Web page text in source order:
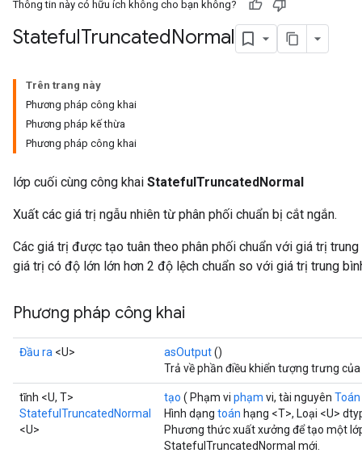
Thông tin này có hữu ích không cho bạn không?
StatefulTruncatedNormal
Trên trang này
Phương pháp công khai
Phương pháp kế thừa
Phương pháp công khai
lớp cuối cùng công khai StatefulTruncatedNormal
Xuất các giá trị ngẫu nhiên từ phân phối chuẩn bị cắt ngắn.
Các giá trị được tạo tuân theo phân phối chuẩn với giá trị
giá trị có độ lớn lớn hơn 2 độ lệch chuẩn so với giá trị trung
Phương pháp công khai
Đầu ra <U> asOutput()
Trả về phần điều khiển tượng trưng
tĩnh <U, T>
StatefulTruncatedNormal
<U>
tạo ( Phạm vi phạm vi, tài nguyên
Hình dạng toán hạng <T>, Loại <U>
Phương thức xuất xưởng để tạo một
StatefulTruncatedNormal mới.